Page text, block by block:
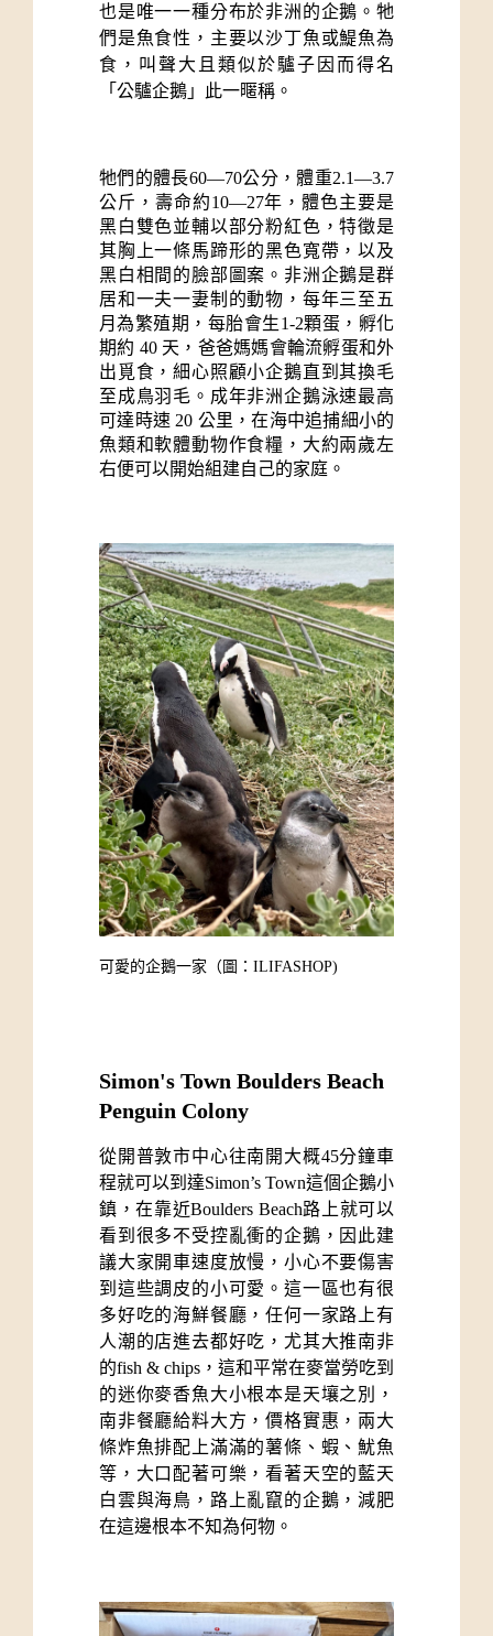
也是唯一一種分布於非洲的企鵝。牠
們是魚食性，主要以沙丁魚或鯷魚為
食，叫聲大且類似於驢子因而得名
「公驢企鵝」此一暱稱。
牠們的體長60—70公分，體重2.1—3.7
公斤，壽命約10—27年，體色主要是
黑白雙色並輔以部分粉紅色，特徵是
其胸上一條馬蹄形的黑色寬帶，以及
黑白相間的臉部圖案。非洲企鵝是群
居和一夫一妻制的動物，每年三至五
月為繁殖期，每胎會生1-2顆蛋，孵化
期約 40 天，爸爸媽媽會輪流孵蛋和外
出覓食，細心照顧小企鵝直到其換毛
至成鳥羽毛。成年非洲企鵝泳速最高
可達時速 20 公里，在海中追捕細小的
魚類和軟體動物作食糧，大約兩歲左
右便可以開始組建自己的家庭。
可愛的企鵝一家 （圖：ILIFASHOP)
Simon's Town Boulders Beach
Penguin Colony
從開普敦市中心往南開大概45分鐘車
程就可以到達Simon’s Town這個企鵝小
鎮，在靠近Boulders Beach路上就可以
看到很多不受控亂衝的企鵝，因此建
議大家開車速度放慢，小心不要傷害
到這些調皮的小可愛。這一區也有很
多好吃的海鮮餐廳，任何一家路上有
人潮的店進去都好吃，尤其大推南非
的fish & chips，這和平常在麥當勞吃到
的迷你麥香魚大小根本是天壤之別，
南非餐廳給料大方，價格實惠，兩大
條炸魚排配上滿滿的薯條、蝦、魷魚
等，大口配著可樂，看著天空的藍天
白雲與海鳥，路上亂竄的企鵝，減肥
在這邊根本不知為何物。